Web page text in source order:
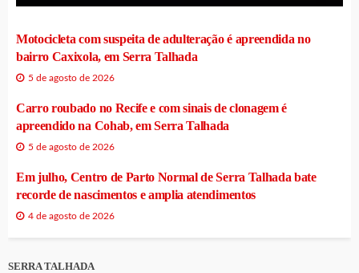
Motocicleta com suspeita de adulteração é apreendida no
bairro Caxixola, em Serra Talhada
5 de agosto de 2026
Carro roubado no Recife e com sinais de clonagem é
apreendido na Cohab, em Serra Talhada
5 de agosto de 2026
Em julho, Centro de Parto Normal de Serra Talhada bate
recorde de nascimentos e amplia atendimentos
4 de agosto de 2026
SERRA TALHADA